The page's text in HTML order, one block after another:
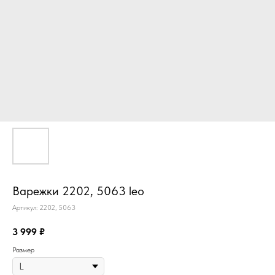
Варежки 2202, 5063 leo
Артикул: 2202, 5063
3 999 ₽
Размер